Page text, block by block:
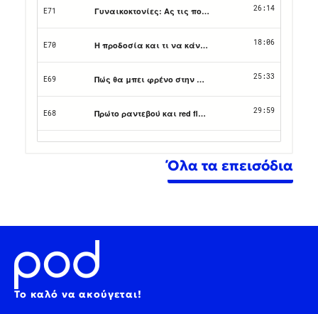
Όλα τα επεισόδια
Το καλό να ακούγεται!